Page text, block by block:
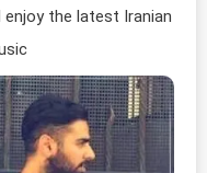
enjoy the latest Iranian